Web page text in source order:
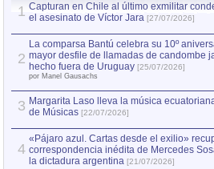
1 Capturan en Chile al último exmilitar
el asesinato de Víctor Jara [27/07/2026]
2
La comparsa Bantú celebra su 10º
mayor desfile de llamadas de candombe
hecho fuera de Uruguay [25/07/2026]
por Manel Gausachs
3 Margarita Laso lleva la música
de Músicas [22/07/2026]
4
«Pájaro azul. Cartas desde el exilio»
correspondencia inédita de Mercedes
la dictadura argentina [21/07/2026]